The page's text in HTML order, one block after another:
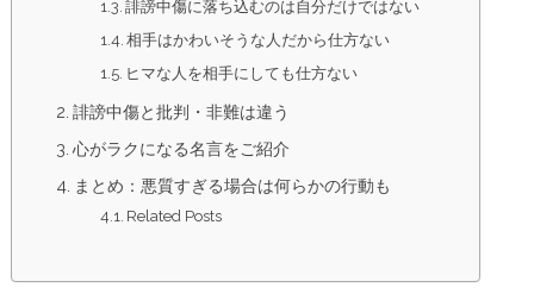
誹謗中傷に落ち込むのは自分だけではない
相手はかわいそうな人だから仕方ない
ヒマな人を相手にしても仕方ない
誹謗中傷と批判・非難は違う
心がラクになる名言をご紹介
まとめ：悪質すぎる場合は何らかの行動も
Related Posts